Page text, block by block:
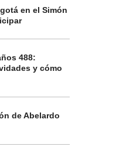
en el Simón
488:
y cómo
de Abelardo